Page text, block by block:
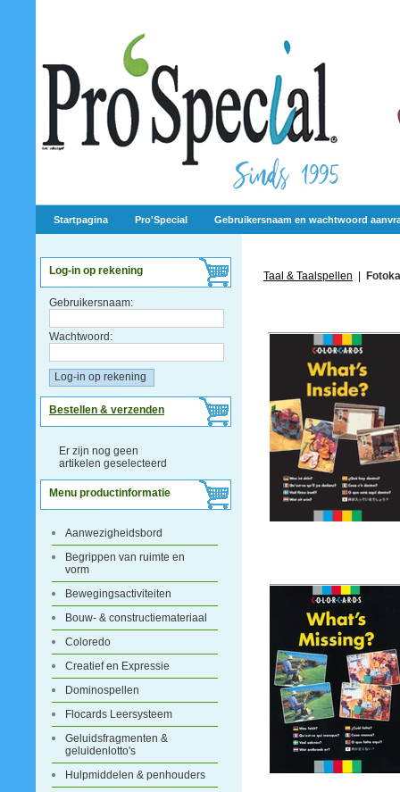
Startpagina Pro'Special Gebruikersnaam en wachtwoord
Log-in op rekening
Gebruikersnaam:
Wachtwoord:
Bestellen & verzenden
Er zijn nog geen
artikelen geselecteerd
Menu productinformatie
Aanwezigheidsbord
Begrippen van ruimte en
vorm
Bewegingsactiviteiten
Bouw- & constructiemateriaal
Coloredo
Creatief en Expressie
Dominospellen
Flocards Leersysteem
Geluidsfragmenten &
geluidenlotto's
Hulpmiddelen & penhouders
Taal & Taalspellen